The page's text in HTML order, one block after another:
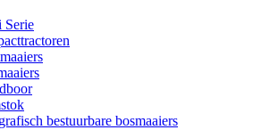
Serie
bestuurbare bosmaaiers